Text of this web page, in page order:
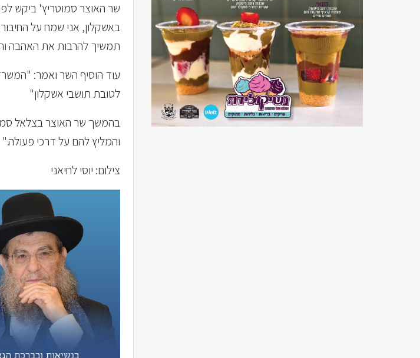
שר האוצר סמוטריץ' ביקש
באשקלון, אני שמח על
תמשיך להרבות את האהבה
עוד הוסיף השר ואמר:
לטובת תושבי אשקלון"
בהמשך שר האוצר בצלאל
והמליץ להם על דרכי פעולה."
צילום: יוסי לחיאני